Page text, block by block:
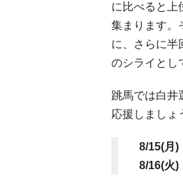
に比べると上
集まります。
に、さらに半
のシライとし
跳馬では白井
応援しましょ
8/15(月
8/16(火